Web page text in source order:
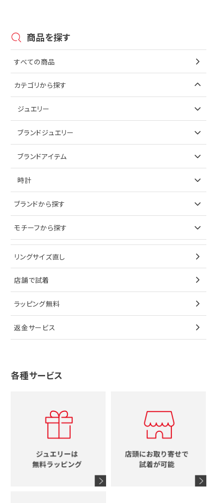
商品を探す
すべての商品
カテゴリから探す
ジュエリー
アイテムで探す
ブレスレット
ペンダントトップ
ブローチ
その他
ノーブランドジュエリーをすべて見る
ブランドジュエリー
アイテムで探す
イヤリング
ブレスレット
ペンダントトップ
ブローチ
その他
ティファニー
ブルガリ
グッチ
ブランドアイテム
アイテムで探す
キーケース
サングラス
シューズ
香水
シャネル
コーチ
ブランドアイテムをすべて見る
時計
ブランドで探す
オメガ
シャネル
タグホイヤー
カルティエ
セイコー
メンズ時計
時計をすべて見る
ブランドから探す
ティファニー
ブルガリ
カルティエ
ウノアエレ
4℃
グッチ
ルイヴィトン
エルメス
シャネル
モチーフから探す
星
リボン
花
十字架
イニシャル
リングサイズ直し
店舗で試着
ラッピング無料
返金サービス
各種サービス